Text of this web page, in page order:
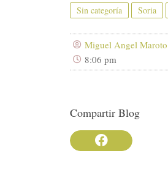
Sin categoría
Soria
Miguel Angel
8:06 pm
Compartir Blog